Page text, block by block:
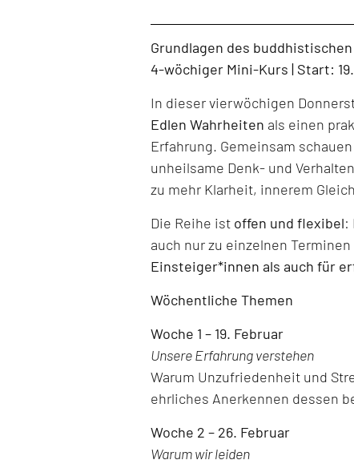
Grundlagen des
4-wöchiger Mini-Kurs | Start:
In dieser vierwöchigen
Edlen Wahrheiten als einen
Erfahrung. Gemeinsam
unheilsame Denk- und
zu mehr Klarheit, innerem
Die Reihe ist offen und flexibel:
auch nur zu einzelnen
Einsteiger*innen als auch für
Wöchentliche Themen
Woche 1 – 19. Februar
Unsere Erfahrung verstehen
Warum Unzufriedenheit und
ehrliches Anerkennen dessen
Woche 2 – 26. Februar
Warum wir leiden